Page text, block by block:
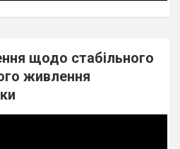
щодо стабільного
живлення